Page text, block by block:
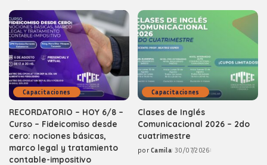
Capacitaciones
RECORDATORIO – HOY 6/8 –
Curso – Fideicomiso desde
cero: nociones básicas,
marco legal y tratamiento
contable-impositivo
Capacitaciones
Clases de Inglés
Comunicacional 2026 – 2do
cuatrimestre
Posted
por Camila 30/07/2026